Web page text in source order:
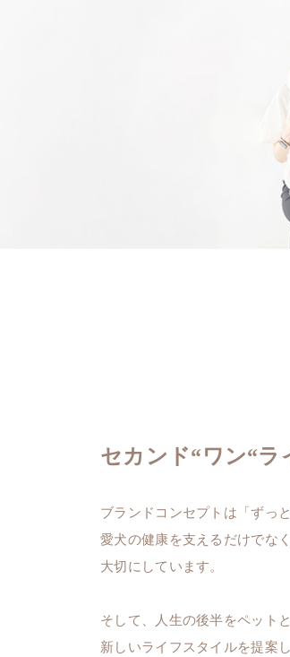
セカンド“ワン“ラ
ブランドコンセプトは 「ずっ
愛犬の健康を支えるだけでなく
大切にしています。
そして、人生の後半をペット
新しいライフスタイルを提案